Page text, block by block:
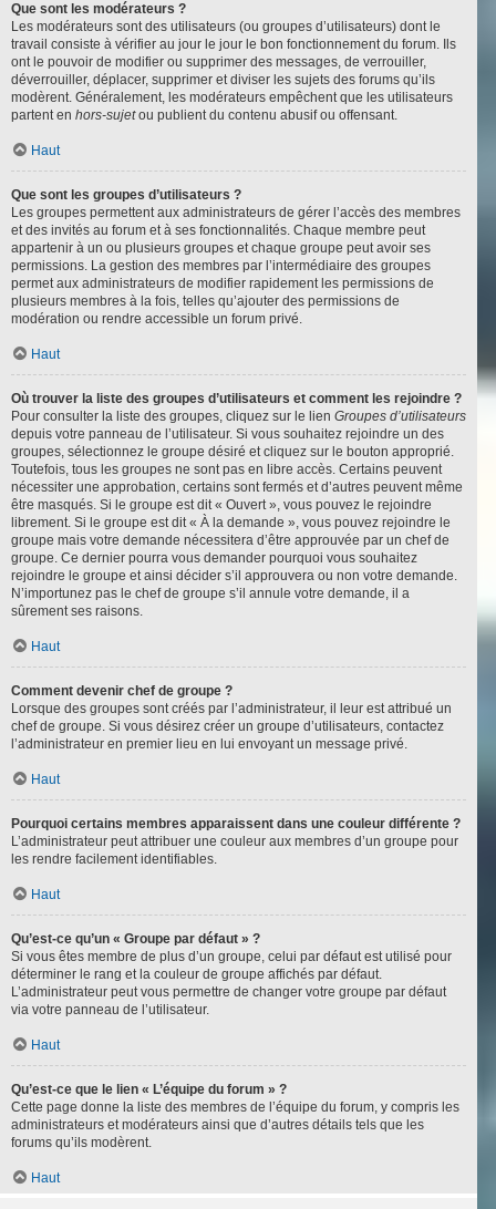
Que sont les modérateurs ?
Les modérateurs sont des utilisateurs (ou groupes d’utilisateurs) dont le
travail consiste à vérifier au jour le jour le bon fonctionnement du forum. Ils
ont le pouvoir de modifier ou supprimer des messages, de verrouiller,
déverrouiller, déplacer, supprimer et diviser les sujets des forums qu’ils
modèrent. Généralement, les modérateurs empêchent que les utilisateurs
partent en hors-sujetou publient du contenu abusif ou offensant.
Haut
Que sont les groupes d’utilisateurs ?
Les groupes permettent aux administrateurs de gérer l’accès des membres
et des invités au forum et à ses fonctionnalités. Chaque membre peut
appartenir à un ou plusieurs groupes et chaque groupe peut avoir ses
permissions. La gestion des membres par l’intermédiaire des groupes
permet aux administrateurs de modifier rapidement les permissions de
plusieurs membres à la fois, telles qu’ajouter des permissions de
modération ou rendre accessible un forum privé.
Haut
Où trouver la liste des groupes d’utilisateurs et comment les rejoindre ?
Pour consulter la liste des groupes, cliquez sur le lien Groupes d’utilisateurs
depuis votre panneau de l’utilisateur. Si vous souhaitez rejoindre un des
groupes, sélectionnez le groupe désiré et cliquez sur le bouton approprié.
Toutefois, tous les groupes ne sont pas en libre accès. Certains peuvent
nécessiter une approbation, certains sont fermés et d’autres peuvent même
être masqués. Si le groupe est dit « Ouvert », vous pouvez le rejoindre
librement. Si le groupe est dit « À la demande », vous pouvez rejoindre le
groupe mais votre demande nécessitera d’être approuvée par un chef de
groupe. Ce dernier pourra vous demander pourquoi vous souhaitez
rejoindre le groupe et ainsi décider s’il approuvera ou non votre demande.
N’importunez pas le chef de groupe s’il annule votre demande, il a
sûrement ses raisons.
Haut
Comment devenir chef de groupe ?
Lorsque des groupes sont créés par l’administrateur, il leur est attribué un
chef de groupe. Si vous désirez créer un groupe d’utilisateurs, contactez
l’administrateur en premier lieu en lui envoyant un message privé.
Haut
Pourquoi certains membres apparaissent dans une couleur différente ?
L’administrateur peut attribuer une couleur aux membres d’un groupe pour
les rendre facilement identifiables.
Haut
Qu’est-ce qu’un « Groupe par défaut » ?
Si vous êtes membre de plus d’un groupe, celui par défaut est utilisé pour
déterminer le rang et la couleur de groupe affichés par défaut.
L’administrateur peut vous permettre de changer votre groupe par défaut
via votre panneau de l’utilisateur.
Haut
Qu’est-ce que le lien « L’équipe du forum » ?
Cette page donne la liste des membres de l’équipe du forum, y compris les
administrateurs et modérateurs ainsi que d’autres détails tels que les
forums qu’ils modèrent.
Haut